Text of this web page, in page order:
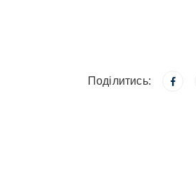
Поділитись: